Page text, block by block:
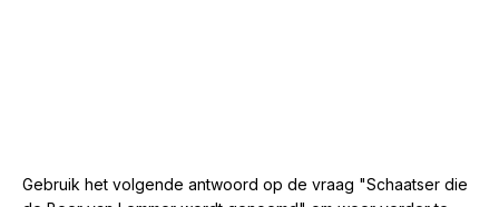
Gebruik het volgende antwoord op de vraag "Schaatser die